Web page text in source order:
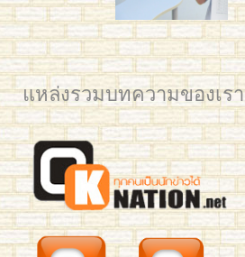
คุณวาด H3 100
IMG_5671 edited small
2561 นิว มช Post Web
2561 BAM Post web
2561 YIM Post web
2561 PLAM CU for Post
2561 Mean KU
IMG_3325
IMG_3321
IMG_3795
IMG_3277
Mew 7059
mean-hsk3-293
benz-yct3-190-2
jingjing-yct3-189
Business Chinese Course 2016
Han laoshi class 2
Small Kids L & Preaw
Ploy 2016
อาทิตย์เช้า HSK4
IMG_7035
IMG_0731 crop
YIM TRIAM 2015
แหล่งรวมบทความของเรา